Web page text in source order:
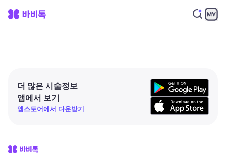
더 많은 시술정보
앱에서 보기
앱스토어에서 다운받기